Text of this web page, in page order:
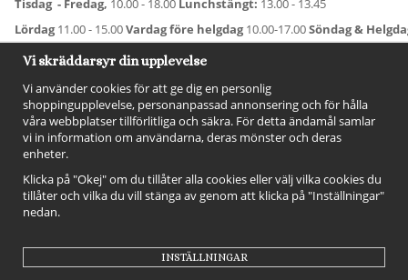
Tisdag - Fredag, 10.00 - 18.00 Lunchstängt: 13.00 - 13.45
Lördag11.00 - 15.00Vardag före helgdag10.00-17.00Söndag &
För avvikande öppettider:Titta här
Vi skräddarsyr din upplevelse
Vi använder cookies för att ge dig en personlig
shoppingupplevelse, personanpassad annonsering och för hålla
våra webbplatser tillförlitliga och säkra. För detta ändamål samlar
vi in information om användarna, deras mönster och deras
enheter.
Klicka på "Okej" om du tillåter alla cookies eller välj vilka cookies du
tillåter och vilka du vill stänga av genom att klicka på "Inställningar"
nedan.
INSTÄLLNINGAR